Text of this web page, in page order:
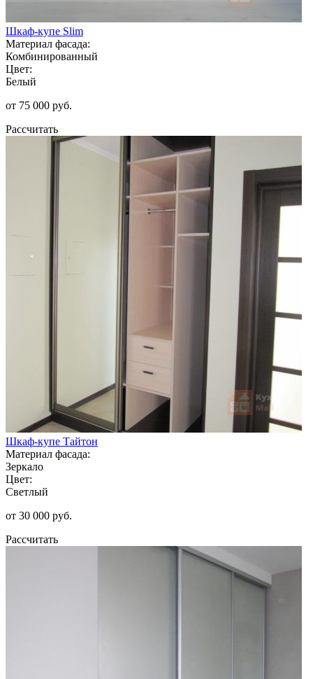
Шкаф-купе Slim
Материал фасада:
Комбинированный
Цвет:
Белый
от 75 000 руб.
Рассчитать
Шкаф-купе Тайтон
Материал фасада:
Зеркало
Цвет:
Светлый
от 30 000 руб.
Рассчитать